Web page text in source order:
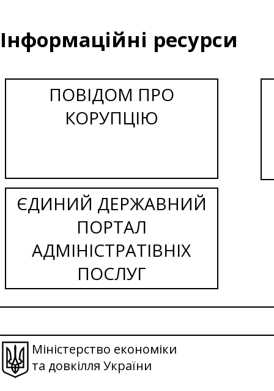
Інформаційні ресурси
ПОВІДОМ ПРО
КОРУПЦІЮ
ЄДИНИЙ ДЕРЖАВНИЙ
ПОРТАЛ
АДМІНІСТРАТІВНІХ
ПОСЛУГ
Міністерство економіки
та довкілля України